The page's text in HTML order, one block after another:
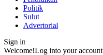
Politik
Sulut
Advertorial
Sign in
Welcome!Log into your account